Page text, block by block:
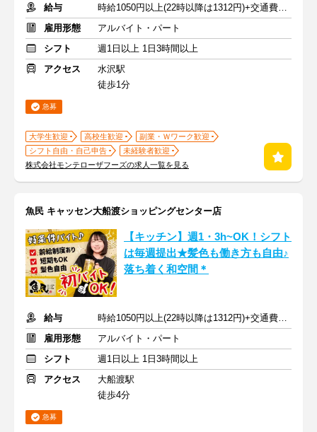
給与
時給1050円以上(22時以降は1312円)+交通費規定内支給
雇用形態
アルバイト・パート
シフト
週1日以上 1日3時間以上
アクセス
水沢駅
徒歩1分
急募
大学生歓迎 高校生歓迎
副業・Ｗワーク歓迎
シフト自由・自己申告
未経験者歓迎
株式会社モンテローザフーズの求人一覧を見る
魚民 キャッセン大船渡ショッピングセンター店
【キッチン】週1・3h~OK！シフト
は毎週提出★髪色も働き方も自由♪
落ち着く和空間＊
給与
時給1050円以上(22時以降は1312円)+交通費規定内支給
雇用形態
アルバイト・パート
シフト
週1日以上 1日3時間以上
アクセス
大船渡駅
徒歩4分
急募